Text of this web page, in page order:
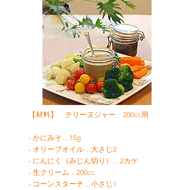
【材料】 テリーヌジャー 200cc用
- かにみそ…15g
- オリーブオイル…大さじ2
- にんにく（みじん切り）…2カケ
- 生クリーム…200cc
- コーンスターチ…小さじ1